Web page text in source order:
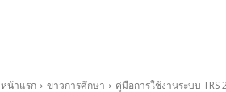
หน้าแรก ข่าวการศึกษา คู่มือการใช้งานระบบ